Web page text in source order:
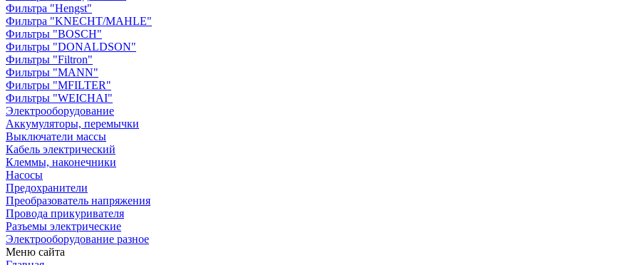
Фильтра "Hengst"
Фильтра "KNECHT/MAHLE"
Фильтры "BOSCH"
Фильтры "DONALDSON"
Фильтры "Filtron"
Фильтры "MANN"
Фильтры "MFILTER"
Фильтры "WEICHAI"
Электрооборудование
Аккумуляторы, перемычки
Выключатели массы
Кабель электрический
Клеммы, наконечники
Насосы
Предохранители
Преобразователь напряжения
Провода прикуривателя
Разъемы электрические
Электрооборудование разное
Меню сайта